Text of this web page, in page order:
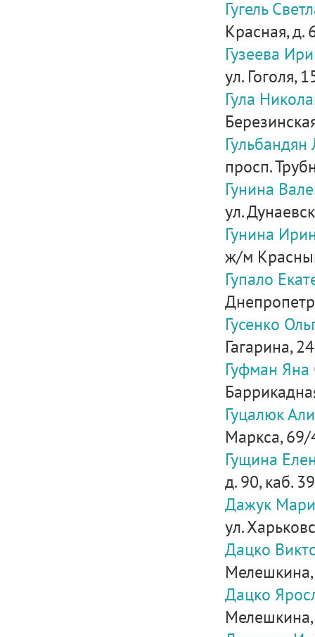
Гугель
Красная, д.
Гузеева
ул. Гоголя,
Гула
просп.
Гунина
ул.
Гунина
ж/м
Гупало
Гусенко
Гагарина,
Гуфман
Гуцалюк
Маркса, 69/
Гущина
д. 90, каб. 39
Дажук
ул.
Дацко
Дацко